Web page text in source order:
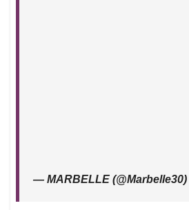
— MARBELLE (@Marbelle30)